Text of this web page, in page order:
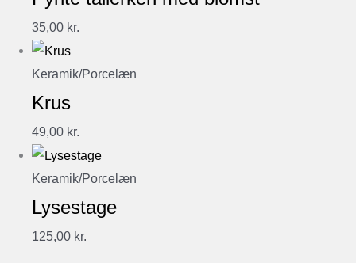
35,00 kr.
Keramik/Porcelæn
Krus
49,00 kr.
Keramik/Porcelæn
Lysestage
125,00 kr.